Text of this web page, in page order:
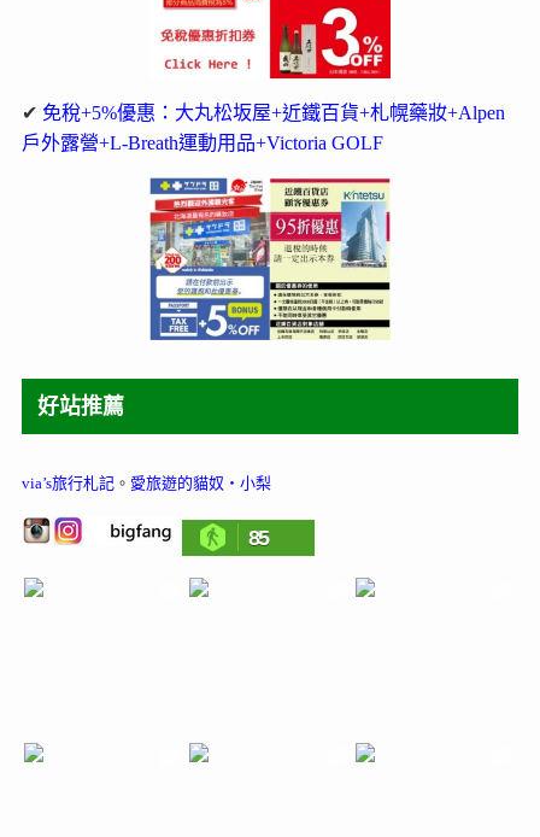
✔ 免稅+5%優惠：大丸松坂屋+近鐵百貨+札幌藥妝+Alpen
戶外露營+L-Breath運動用品+Victoria GOLF
好站推薦
via’s旅行札記。 愛旅遊的貓奴‧小梨
85